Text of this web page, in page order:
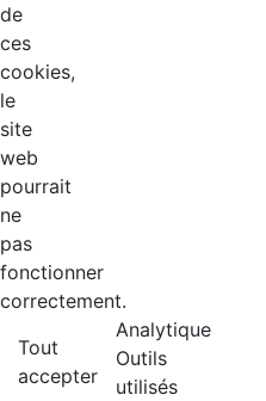
de
ces
cookies,
le
site
web
pourrait
ne
pas
fonctionner
correctement.
Tout
accepter
Analytique
Outils
utilisés